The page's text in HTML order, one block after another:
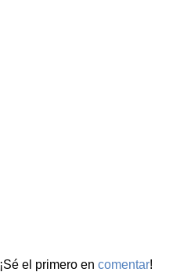
el primero en comentar!